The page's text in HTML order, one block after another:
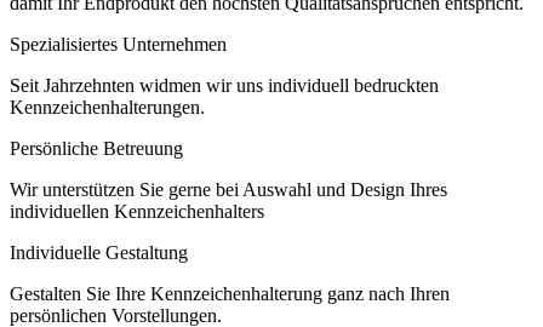
Spezialisiertes Unternehmen
Seit Jahrzehnten widmen wir uns individuell bedruckten
Kennzeichenhalterungen.
Persönliche Betreuung
Wir unterstützen Sie gerne bei Auswahl und Design Ihres
individuellen Kennzeichenhalters
Individuelle Gestaltung
Gestalten Sie Ihre Kennzeichenhalterung ganz nach Ihren
persönlichen Vorstellungen.